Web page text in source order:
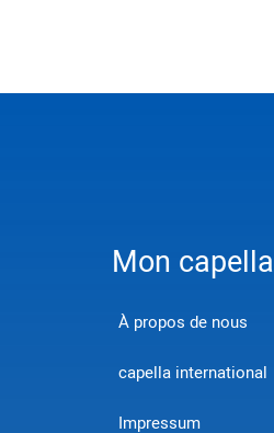
Mon capella
À propos de nous
capella international
Impressum